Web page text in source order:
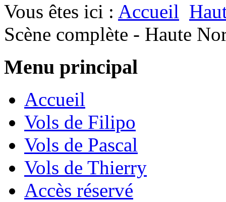
Vous êtes ici : Accueil
Scène complète - Haute
Menu principal
Accueil
Vols de Filipo
Vols de Pascal
Vols de Thierry
Accès réservé